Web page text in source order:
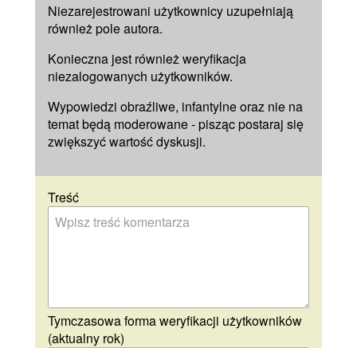
Niezarejestrowani użytkownicy uzupełniają
również poleautora.
Konieczna jest również weryfikacja
niezalogowanych użytkowników.
Wypowiedzi obraźliwe, infantylne oraz nie na
temat będą moderowane - pisząc postaraj się
zwiększyć wartość dyskusji.
Treść
Tymczasowa forma weryfikacji użytkowników
(aktualny rok)